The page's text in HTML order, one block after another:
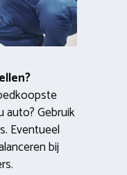
auto? Gebruik
Eventueel
bij